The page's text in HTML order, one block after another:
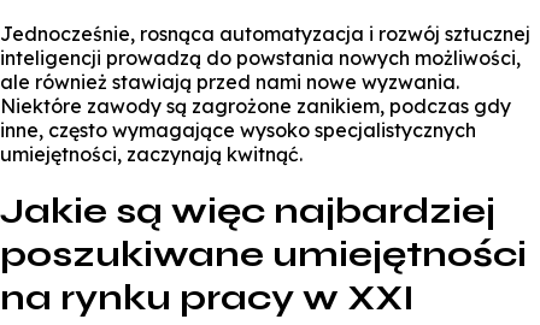
Jednocześnie, rosnąca automatyzacja i rozwój sztucznej
inteligencji prowadzą do powstania nowych możliwości,
ale również stawiają przed nami nowe wyzwania.
Niektóre zawody są zagrożone zanikiem, podczas gdy
inne, często wymagające wysoko specjalistycznych
umiejętności, zaczynają kwitnąć.
Jakie są więc najbardziej
poszukiwane umiejętności
na rynku pracy w XXI